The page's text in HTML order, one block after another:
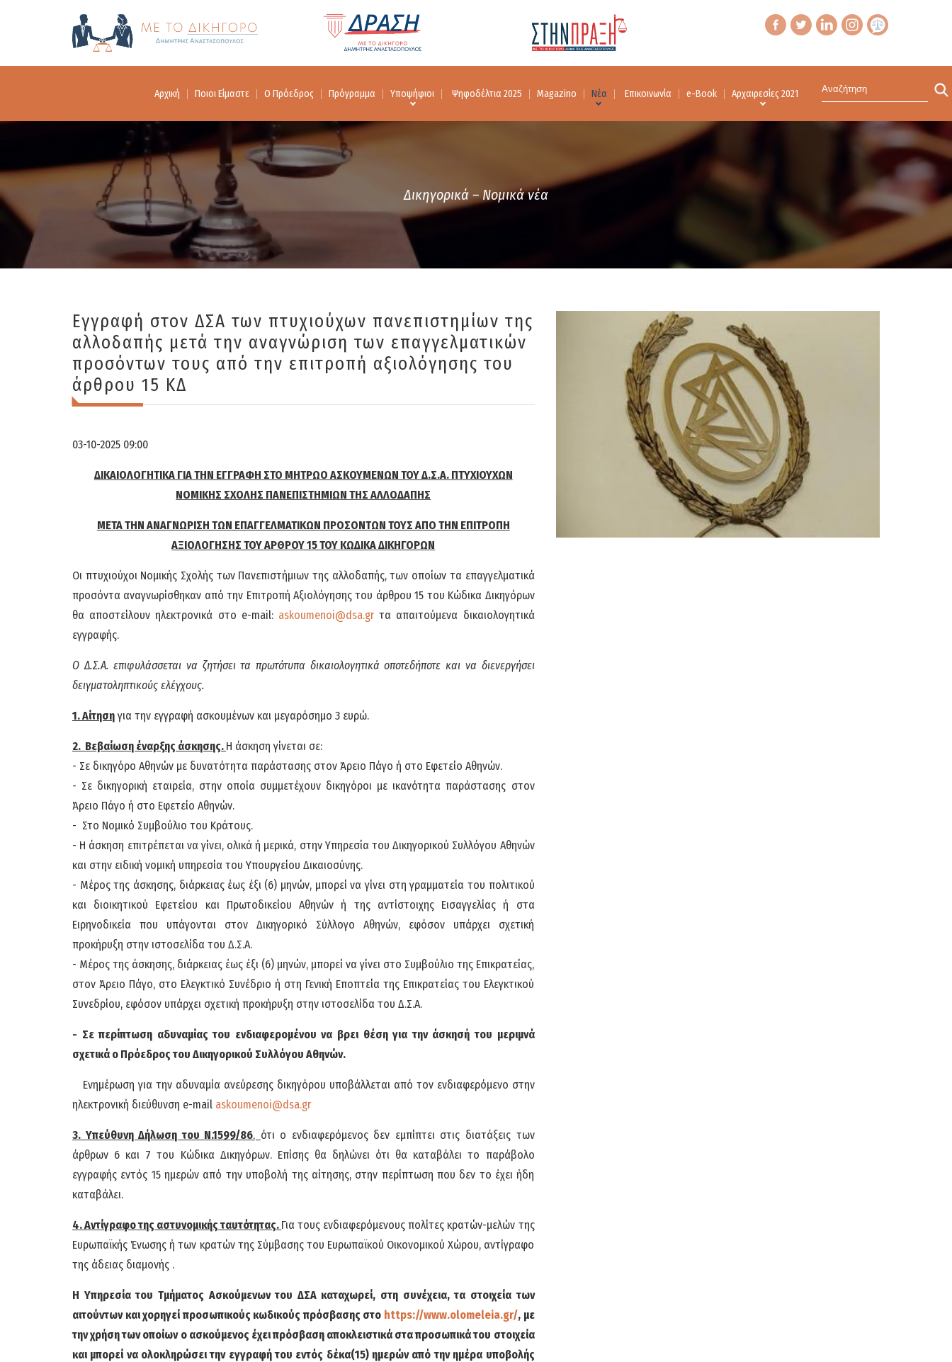
Αρχική Ποιοι Είμαστε Ο Πρόεδρος Πρόγραμμα Υποψήφιοι Ψηφοδέλτια 2025 Magazino Νέα Επικοινωνία e-Book Αρχαιρεσίες 2021
Δικηγορικά – Νομικά νέα
Εγγραφή στον ΔΣΑ των πτυχιούχων πανεπιστημίων της
αλλοδαπής μετά την αναγνώριση των επαγγελματικών
προσόντων τους από την επιτροπή αξιολόγησης του
άρθρου 15 ΚΔ
03-10-2025 09:00
ΔΙΚΑΙΟΛΟΓΗΤΙΚΑ ΓΙΑ ΤΗΝ ΕΓΓΡΑΦΗ ΣΤΟ ΜΗΤΡΩΟ ΑΣΚΟΥΜΕΝΩΝ ΤΟΥ Δ.Σ.Α. ΠΤΥΧΙΟΥΧΩΝ
ΝΟΜΙΚΗΣ ΣΧΟΛΗΣ ΠΑΝΕΠΙΣΤΗΜΙΩΝ ΤΗΣ ΑΛΛΟΔΑΠΗΣ
ΜΕΤΑ ΤΗΝ ΑΝΑΓΝΩΡΙΣΗ ΤΩΝ ΕΠΑΓΓΕΛΜΑΤΙΚΩΝ ΠΡΟΣΟΝΤΩΝ ΤΟΥΣ ΑΠΟ ΤΗΝ ΕΠΙΤΡΟΠΗ
ΑΞΙΟΛΟΓΗΣΗΣ ΤΟΥ ΑΡΘΡΟΥ 15 ΤΟΥ ΚΩΔΙΚΑ ΔΙΚΗΓΟΡΩΝ
Οι πτυχιούχοι Νομικής Σχολής των Πανεπιστήμιων της αλλοδαπής, των οποίων τα επαγγελματικά
προσόντα αναγνωρίσθηκαν από την Επιτροπή Αξιολόγησης του άρθρου 15 του Κώδικα Δικηγόρων
θα αποστείλουν ηλεκτρονικά στο e-mail: askoumenoi@dsa.grτα απαιτούμενα δικαιολογητικά
εγγραφής.
Ο Δ.Σ.Α. επιφυλάσσεται να ζητήσει τα πρωτότυπα δικαιολογητικά οποτεδήποτε και να διενεργήσει
δειγματοληπτικούς ελέγχους.
1. Αίτησηγια την εγγραφή ασκουμένων και μεγαρόσημο 3 ευρώ.
2. Βεβαίωση έναρξης άσκησης. Η άσκηση γίνεται σε:
- Σε δικηγόρο Αθηνών με δυνατότητα παράστασης στον Άρειο Πάγο ή στο Εφετείο Αθηνών.
- Σε δικηγορική εταιρεία, στην οποία συμμετέχουν δικηγόροι με ικανότητα παράστασης στον
Άρειο Πάγο ή στο Εφετείο Αθηνών.
- Στο Νομικό Συμβούλιο του Κράτους.
- Η άσκηση επιτρέπεται να γίνει, ολικά ή μερικά, στην Υπηρεσία του Δικηγορικού Συλλόγου Αθηνών
και στην ειδική νομική υπηρεσία του Υπουργείου Δικαιοσύνης.
- Μέρος της άσκησης, διάρκειας έως έξι (6) μηνών, μπορεί να γίνει στη γραμματεία του πολιτικού
και διοικητικού Εφετείου και Πρωτοδικείου Αθηνών ή της αντίστοιχης Εισαγγελίας ή στα
Ειρηνοδικεία που υπάγονται στον Δικηγορικό Σύλλογο Αθηνών, εφόσον υπάρχει σχετική
προκήρυξη στην ιστοσελίδα του Δ.Σ.Α.
- Μέρος της άσκησης, διάρκειας έως έξι (6) μηνών, μπορεί να γίνει στο Συμβούλιο της Επικρατείας,
στον Άρειο Πάγο, στο Ελεγκτικό Συνέδριο ή στη Γενική Εποπτεία της Επικρατείας του Ελεγκτικού
Συνεδρίου, εφόσον υπάρχει σχετική προκήρυξη στην ιστοσελίδα του Δ.Σ.Α.
- Σε περίπτωση αδυναμίας του ενδιαφερομένου να βρει θέση για την άσκησή του μεριμνά
σχετικά ο Πρόεδρος του Δικηγορικού Συλλόγου Αθηνών.
Ενημέρωση για την αδυναμία ανεύρεσης δικηγόρου υποβάλλεται από τον ενδιαφερόμενο στην
ηλεκτρονική διεύθυνση e-mail askoumenoi@dsa.gr
3. Υπεύθυνη Δήλωση του Ν.1599/86, ότι ο ενδιαφερόμενος δεν εμπίπτει στις διατάξεις των
άρθρων 6 και 7 του Κώδικα Δικηγόρων. Επίσης θα δηλώνει ότι θα καταβάλει το παράβολο
εγγραφής εντός 15 ημερών από την υποβολή της αίτησης, στην περίπτωση που δεν το έχει ήδη
καταβάλει.
4. Αντίγραφο της αστυνομικής ταυτότητας. Για τους ενδιαφερόμενους πολίτες κρατών-μελών της
Ευρωπαϊκής Ένωσης ή των κρατών της Σύμβασης του Ευρωπαϊκού Οικονομικού Χώρου, αντίγραφο
της άδειας διαμονής .
Η Υπηρεσία του Τμήματος Ασκούμενων του ΔΣΑ καταχωρεί, στη συνέχεια, τα στοιχεία των
αιτούντων και χορηγεί προσωπικούς κωδικούς πρόσβασης στο https://www.olomeleia.gr/, με
την χρήση των οποίων ο ασκούμενος έχει πρόσβαση αποκλειστικά στα προσωπικά του στοιχεία
και μπορεί να ολοκληρώσει την εγγραφή του εντός δέκα(15) ημερών από την ημέρα υποβολής